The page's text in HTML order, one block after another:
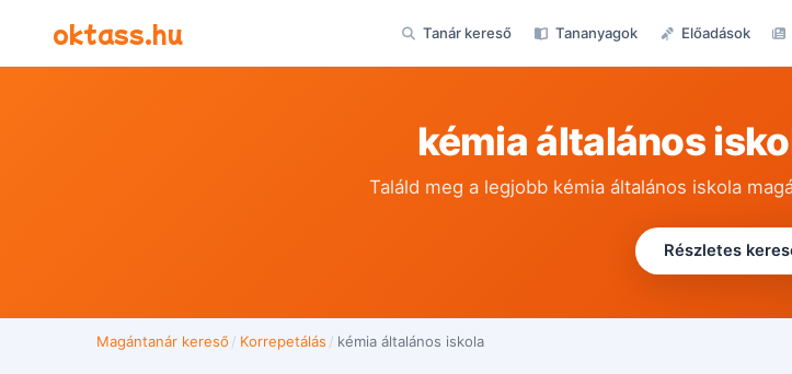
oktass.hu Tanár kereső Tananyagok Előadások
kémia általános
Találd meg a legjobb kémia általános iskola
Részletes
Magántanár kereső / Korrepetálás / kémia általános iskola